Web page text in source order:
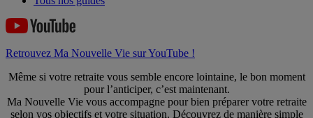
Retrouvez Ma Nouvelle Vie sur YouTube !
Même si votre retraite vous semble encore lointaine, le bon moment
pour l’anticiper, c’est maintenant.
Ma Nouvelle Vie vous accompagne pour bien préparer votre retraite
selon vos objectifs et votre situation. Découvrez de manière simple